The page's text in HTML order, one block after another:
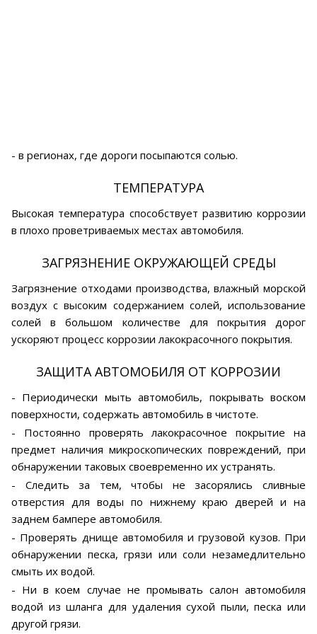
- в регионах, где дороги посыпаются солью.
ТЕМПЕРАТУРА
Высокая температура способствует развитию коррозии
в плохо проветриваемых местах автомобиля.
ЗАГРЯЗНЕНИЕ ОКРУЖАЮЩЕЙ СРЕДЫ
Загрязнение отходами производства, влажный морской
воздух с высоким содержанием солей, использование
солей в большом количестве для покрытия дорог
ускоряют процесс коррозии лакокрасочного покрытия.
ЗАЩИТА АВТОМОБИЛЯ ОТ КОРРОЗИИ
- Периодически мыть автомобиль, покрывать воском
поверхности, содержать автомобиль в чистоте.
- Постоянно проверять лакокрасочное покрытие на
предмет наличия микроскопических повреждений, при
обнаружении таковых своевременно их устранять.
- Следить за тем, чтобы не засорялись сливные
отверстия для воды по нижнему краю дверей и на
заднем бампере автомобиля.
- Проверять днище автомобиля и грузовой кузов. При
обнаружении песка, грязи или соли незамедлительно
смыть их водой.
- Ни в коем случае не промывать салон автомобиля
водой из шланга для удаления сухой пыли, песка или
другой грязи.